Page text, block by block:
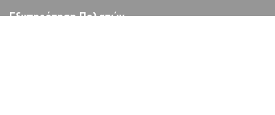
Εξυπηρέτηση Πελατών